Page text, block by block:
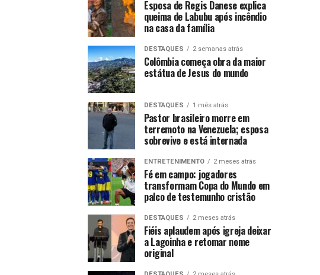
Esposa de Regis Danese explica
queima de Labubu após incêndio
na casa da família
DESTAQUES 2 semanas atrás
Colômbia começa obra da maior
estátua de Jesus do mundo
DESTAQUES 1 mês atrás
Pastor brasileiro morre em
terremoto na Venezuela; esposa
sobrevive e está internada
ENTRETENIMENTO 2 meses atrás
Fé em campo: jogadores
transformam Copa do Mundo em
palco de testemunho cristão
DESTAQUES 2 meses atrás
Fiéis aplaudem após igreja deixar
a Lagoinha e retomar nome
original